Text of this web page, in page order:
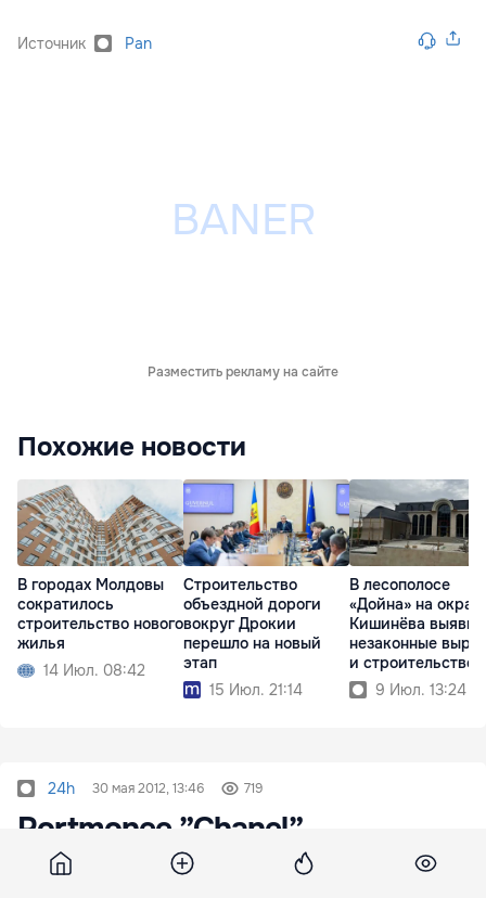
Источник Pan
Разместить рекламу на сайте
Похожие новости
В городах Молдовы
сократилось
строительство нового
жилья
14 Июл. 08:42
Строительство
объездной дороги
вокруг Дрокии
перешло на новый
этап
15 Июл. 21:14
В лесополосе
«Дойна» на
Кишинёва
незаконные
и строительство
9 Июл. 13:24
24h 30 мая 2012, 13:46 719
Portmonee ”Chanel”
contrafăcute, depistate de